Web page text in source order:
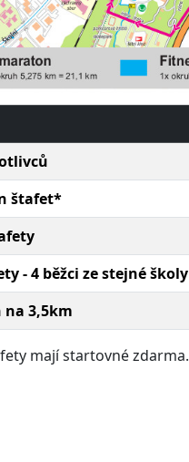
štafet*
- 4 běžci ze stejné školy
na 3,5km
mají startovné zdarma.